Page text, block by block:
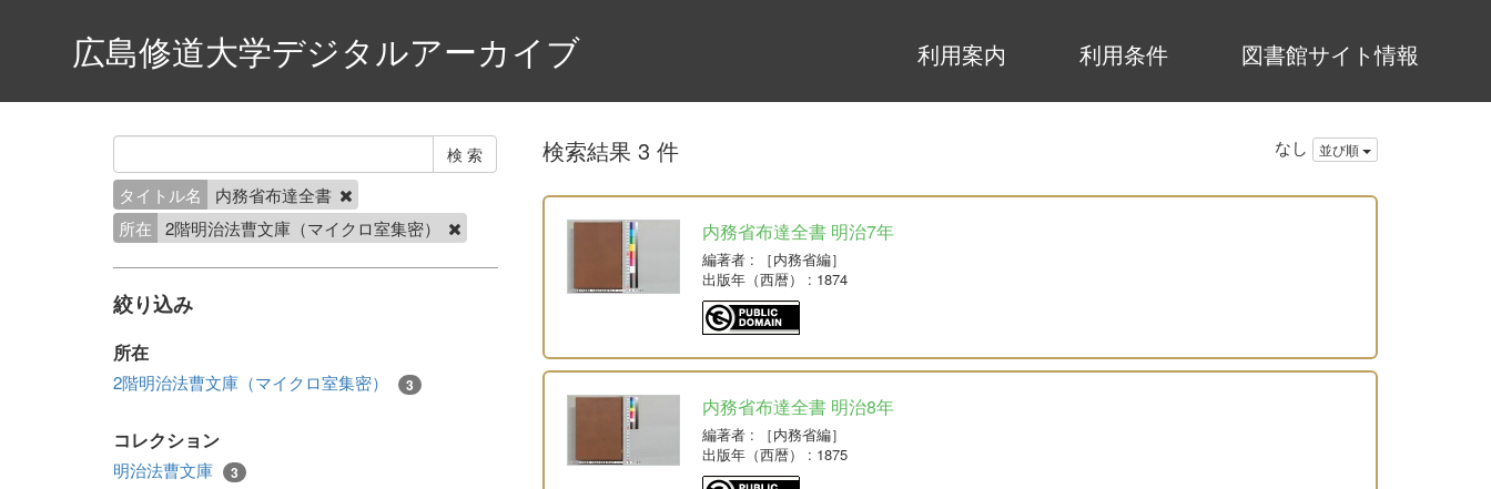
利用案内 利用条件 図書館サイト情報
広島修道大学デジタルアーカイブ
タイトル名
内務省布達全書
所在
2階明治法曹文庫（マイクロ室集密）
絞り込み
所在
2階明治法曹文庫（マイクロ室集密） 3
コレクション
明治法曹文庫 3
検索結果 3 件 なし 並び順
内務省布達全書 明治7年
編著者: ［内務省編］
出版年（西暦）
: 1874
内務省布達全書 明治8年
編著者: ［内務省編］
出版年（西暦）
: 1875